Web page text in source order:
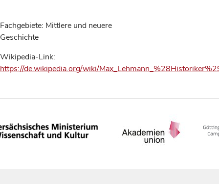
Fachgebiete: Mittlere und neuere
Geschichte
Wikipedia-Link:
https://de.wikipedia.org/wiki/